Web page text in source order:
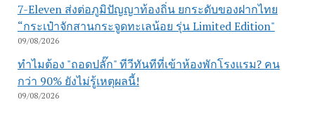
7-Eleven ส่งต่อภูมิปัญญาท้องถิ่น ยกระดับของฝากไทย
“กระเป๋าจักสานกระจูดทะเลน้อย รุ่น Limited Edition"
09/08/2026
ทำไมต้อง "ถอดปลั๊ก" ทีวีทันทีที่เข้าห้องพักโรงแรม? คน
กว่า 90% ยังไม่รู้เหตุผลนี้!
09/08/2026